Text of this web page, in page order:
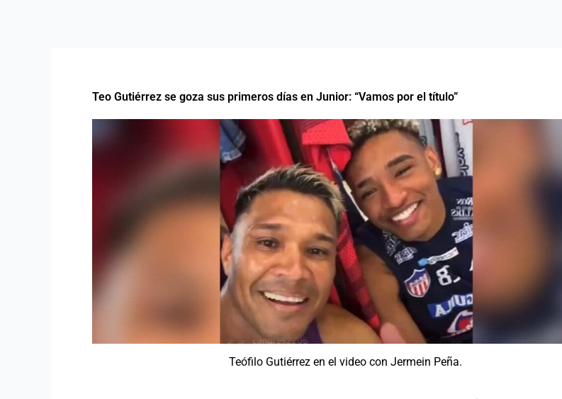
Teo Gutiérrez se goza sus primeros días en Junior: “Vamos por el título”
Teófilo Gutiérrez en el video con Jermein Peña.